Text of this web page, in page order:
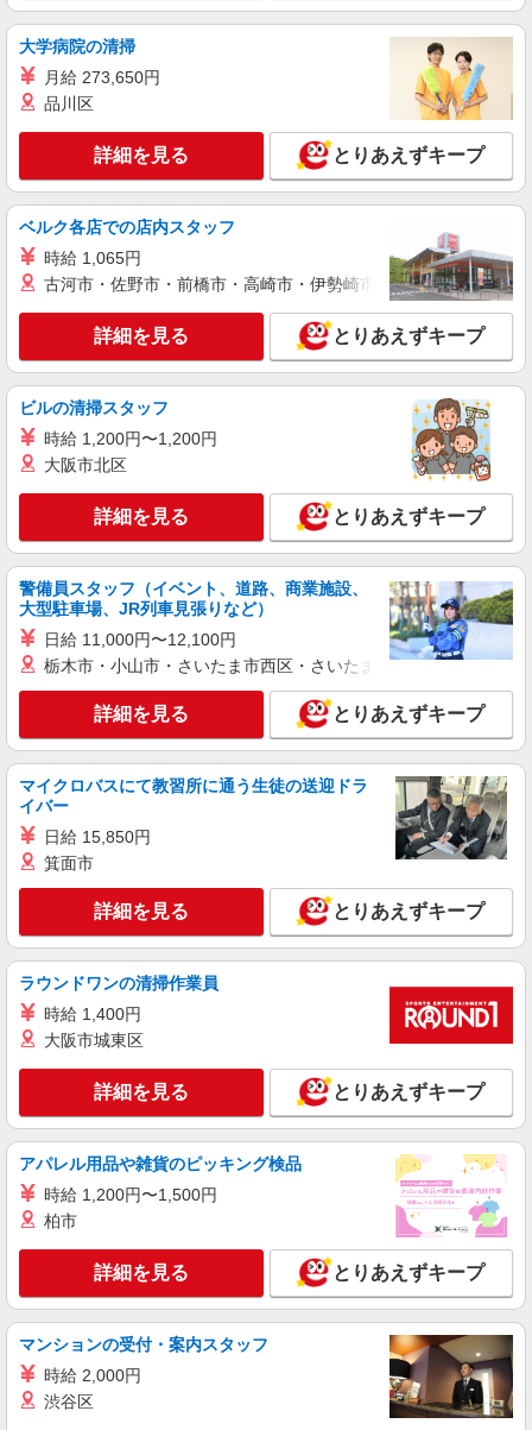
大学病院の清掃
月給 273,650円
品川区
詳細を見る とりあえずキープ
ベルク各店での店内スタッフ
時給 1,065円
古河市・佐野市・前橋市・高崎市・伊勢崎市・太田市・館林市
詳細を見る とりあえずキープ
ビルの清掃スタッフ
時給 1,200円〜1,200円
大阪市北区
詳細を見る とりあえずキープ
警備員スタッフ（イベント、道路、商業施設、
大型駐車場、JR列車見張りなど）
日給 11,000円〜12,100円
栃木市・小山市・さいたま市西区・さいたま市岩槻区・久喜市・
詳細を見る とりあえずキープ
マイクロバスにて教習所に通う生徒の送迎ドラ
イバー
日給 15,850円
箕面市
詳細を見る とりあえずキープ
ラウンドワンの清掃作業員
時給 1,400円
大阪市城東区
詳細を見る とりあえずキープ
アパレル用品や雑貨のピッキング検品
時給 1,200円〜1,500円
柏市
詳細を見る とりあえずキープ
マンションの受付・案内スタッフ
時給 2,000円
渋谷区